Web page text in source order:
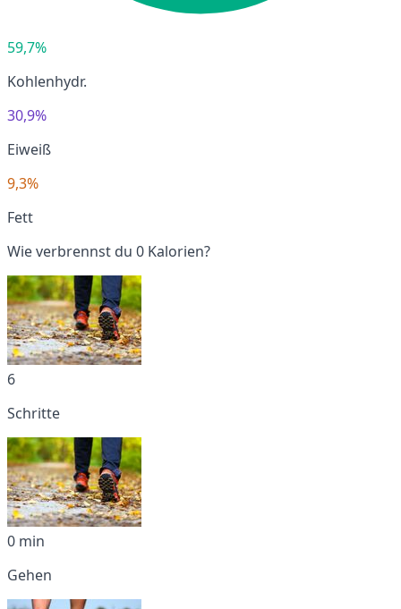
59,7%
Kohlenhydr.
30,9%
Eiweiß
9,3%
Fett
Wie verbrennst du 0 Kalorien?
6
Schritte
0 min
Gehen